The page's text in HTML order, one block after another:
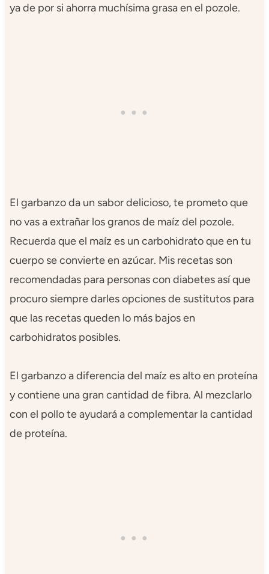
ya de por si ahorra muchísima grasa en el pozole.
El garbanzo da un sabor delicioso, te prometo que
no vas a extrañar los granos de maíz del pozole.
Recuerda que el maíz es un carbohidrato que en tu
cuerpo se convierte en azúcar. Mis recetas son
recomendadas para personas con diabetes así que
procuro siempre darles opciones de sustitutos para
que las recetas queden lo más bajos en
carbohidratos posibles.
El garbanzo a diferencia del maíz es alto en proteína
y contiene una gran cantidad de fibra. Al mezclarlo
con el pollo te ayudará a complementar la cantidad
de proteína.